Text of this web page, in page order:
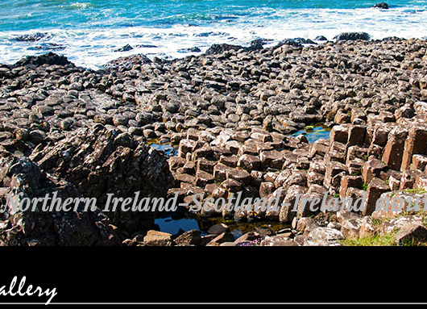
Northern Ireland-Scotland-Ireland ตอน
เส้นทาง Egypt-Jordan ตอนที่ 4 ตอนจ